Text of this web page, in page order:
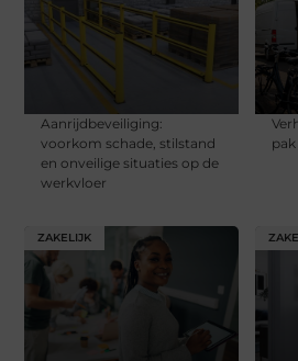
Aanrijdbeveiliging:
voorkom schade, stilstand
en onveilige situaties op de
werkvloer
ZAKELIJK